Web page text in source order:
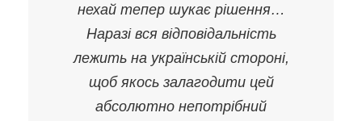
нехай тепер шукає рішення…
Наразі вся відповідальність
лежить на українській стороні,
щоб якось залагодити цей
абсолютно непотрібний